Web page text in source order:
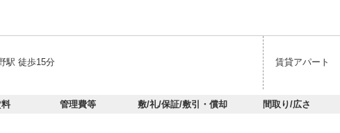
駅 徒歩15分 賃貸アパート
管理費等 敷/礼/保証/敷引・償却 間取り/広さ